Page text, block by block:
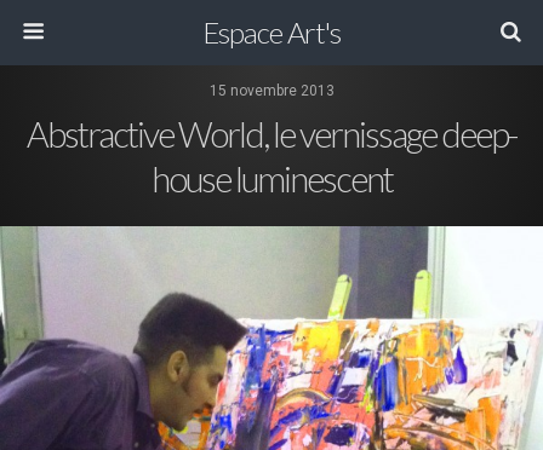
Espace Art's
15 novembre 2013
Abstractive World, le vernissage deep-
house luminescent